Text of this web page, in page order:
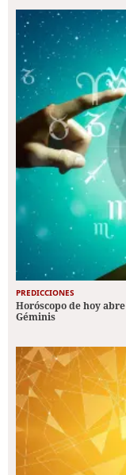
PREDICCIONES
Horóscopo de hoy
Géminis